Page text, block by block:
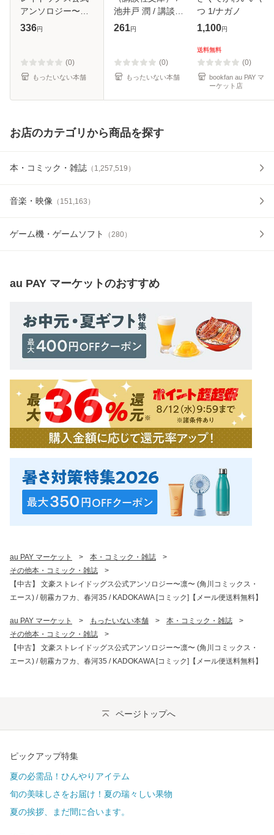
アンソロジー〜
凛〜 (角川コミッ
/ KADOKAWA [コ
ミック]【メール
336円
(0)
もったいない本舗
池井戸 潤 / 講談社
[文庫]【メール便送
261円
(0)
もったいない本舗
つ 1/ナガノ
1,100円
送料無料
(0)
bookfan au PAY マ
ーケット店
お店のカテゴリから商品を探す
本・コミック・雑誌 （ 1,257,519 ）
音楽・映像 （ 151,163 ）
ゲーム機・ゲームソフト （280）
au PAY マーケットのおすすめ
au PAY マーケット > 本・コミック・雑誌
>
その他本・コミック・雑誌
>
【中古】 文豪ストレイドッグス公式アンソロジー〜凛〜 (角川コミックス・
エース) / 朝霧カフカ、春河35 / KADOKAWA [コミック]【メール便送料無料】
au PAY マーケット > もったいない本舗 > 本・コミック・雑誌
>
その他本・コミック・雑誌
>
【中古】 文豪ストレイドッグス公式アンソロジー〜凛〜 (角川コミックス・
エース) / 朝霧カフカ、春河35 / KADOKAWA [コミック]【メール便送料無料】
ページトップへ
ピックアップ特集
夏の必需品！ひんやりアイテム
旬の美味しさをお届け！夏の瑞々しい果物
夏の挨拶、まだ間に合います。